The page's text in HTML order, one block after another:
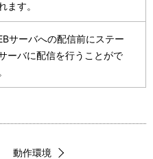
ます。
サーバへの配信前にステー
ーバに配信を行うことがで
動作環境